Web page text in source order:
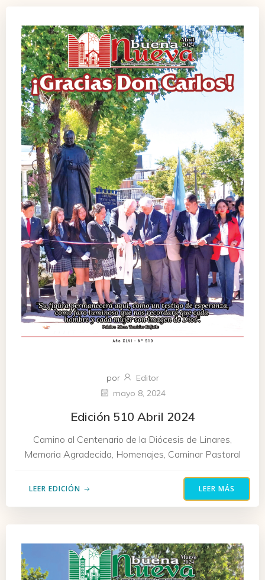
por
Editor
mayo 8, 2024
Edición 510 Abril 2024
Camino al Centenario de la Diócesis de Linares,
Memoria Agradecida, Homenajes, Caminar Pastoral
LEER EDICIÓN LEER MÁS